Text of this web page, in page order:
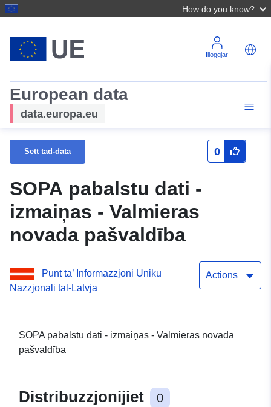
How do you know?
Illoggjar
European data
data.europa.eu
Sett tad-data 0
SOPA pabalstu dati -
izmaiņas - Valmieras
novada pašvaldība
Punt ta’ Informazzjoni Uniku
Nazzjonali tal-Latvja
Actions
SOPA pabalstu dati - izmaiņas - Valmieras novada
pašvaldība
Distribuzzjonijiet 0